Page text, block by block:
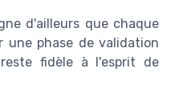
d'ailleurs que chaque
une phase de validation
fidèle à l'esprit de